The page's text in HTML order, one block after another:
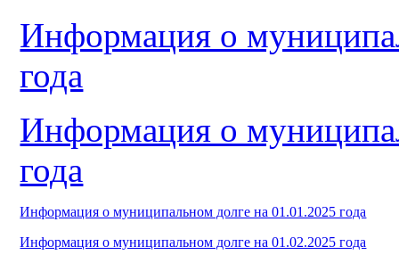
Информация о
года
Информация о
года
Информация о муниципальном долге на 01.01.2025 года
Информация о муниципальном долге на 01.02.2025 года